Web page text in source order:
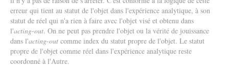
erreur qui tient au statut de l'objet dans l'expérience analytique, à son
statut de réel qui n'a rien à faire avec l'objet visé et obtenu dans
l'acting-out. On ne peut pas prendre l'objet ou la vérité de jouissance
dans l'acting-out comme index du statut propre de l'objet. Le statut
propre de l'objet comme réel dans l'expérience analytique reste
coordonné à l'Autre.